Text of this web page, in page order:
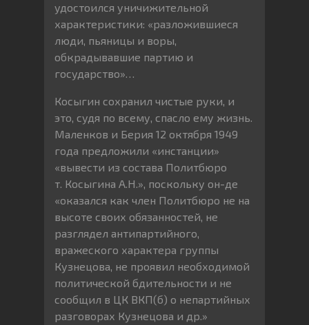
удостоился уничижительной
характеристики: «разложившиеся
люди, пьяницы и воры,
обкрадывавшие партию и
государство»…
Косыгин сохранил чистые руки, и
это, судя по всему, спасло ему жизнь.
Маленков и Берия 12 октября 1949
года предложили «инстанции»
«вывести из состава Политбюро
т. Косыгина А.Н.», поскольку он-де
«оказался как член Политбюро не на
высоте своих обязанностей, не
разглядел антипартийного,
вражеского характера группы
Кузнецова, не проявил необходимой
политической бдительности и не
сообщил в ЦК ВКП(б) о непартийных
разговорах Кузнецова и др.»